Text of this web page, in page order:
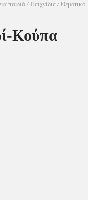
παιδιά / Παιχνίδια /Θεματικό
Κούπα